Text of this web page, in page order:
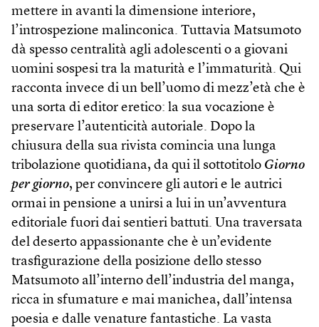
mettere in avanti la dimensione interiore,
l’introspezione malinconica. Tuttavia Matsumoto
dà spesso centralità agli adolescenti o a giovani
uomini sospesi tra la maturità e l’immaturità. Qui
racconta invece di un bell’uomo di mezz’età che è
una sorta di editor eretico: la sua vocazione è
preservare l’autenticità autoriale. Dopo la
chiusura della sua rivista comincia una lunga
tribolazione quotidiana, da qui il sottotitolo Giorno
per giorno, per convincere gli autori e le autrici
ormai in pensione a unirsi a lui in un’avventura
editoriale fuori dai sentieri battuti. Una traversata
del deserto appassionante che è un’evidente
trasfigurazione della posizione dello stesso
Matsumoto all’interno dell’industria del manga,
ricca in sfumature e mai manichea, dall’intensa
poesia e dalle venature fantastiche. La vasta